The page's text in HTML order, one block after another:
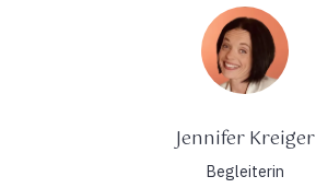
Jennifer Kreiger
Begleiterin